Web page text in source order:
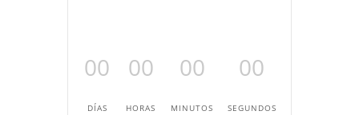
00
DÍAS
00
HORAS
00
MINUTOS
00
SEGUNDOS